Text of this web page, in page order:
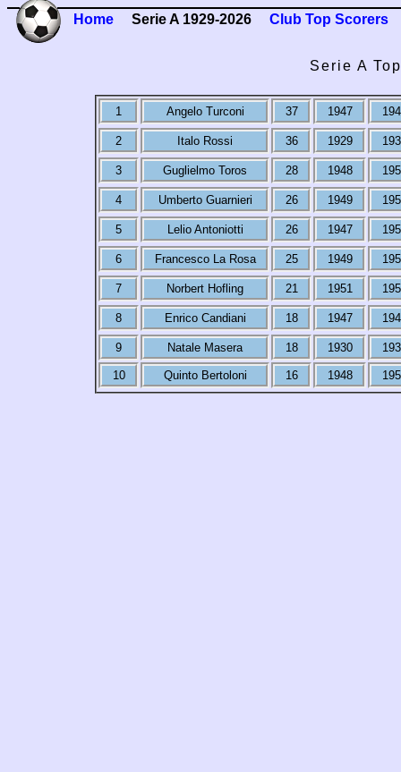
Home Serie A 1929-2026 Club Top Scorers
Serie A
1 Angelo Turconi 37 1947
2 Italo Rossi 36 1929
3 Guglielmo Toros 28 1948
4 Umberto Guarnieri 26 1949
5 Lelio Antoniotti 26 1947
6 Francesco La Rosa 25 1949
7 Norbert Hofling 21 1951
8 Enrico Candiani 18 1947
9 Natale Masera 18 1930
10 Quinto Bertoloni 16 1948